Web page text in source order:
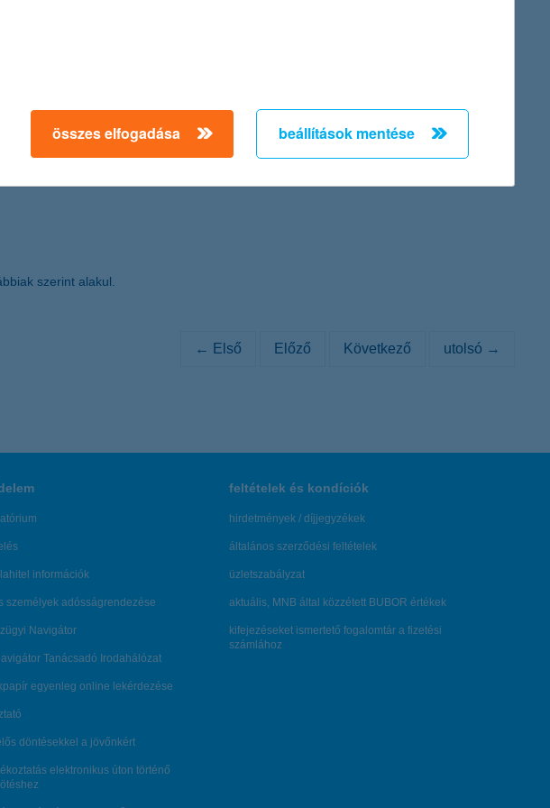
Dózsa György út. 84/a., cégjegyzék száma: Cg. 01-10-042149) Igazgatósága az
részvénnyé történő átalakításáról szóló közleményét:
szerint alakul.
← Első Előző Következő utolsó →
információk
személyek adósságrendezése
Navigátor
Tanácsadó Irodahálózat
egyenleg online lekérdezése
döntésekkel a jövőnkért
elektronikus úton történő
feltételek és kondíciók
hirdetmények / díjjegyzékek
általános szerződési feltételek
üzletszabályzat
aktuális, MNB által közzétett BUBOR értékek
kifejezéseket ismertető fogalomtár a fizetési
számlához
összes elfogadása beállítások mentése